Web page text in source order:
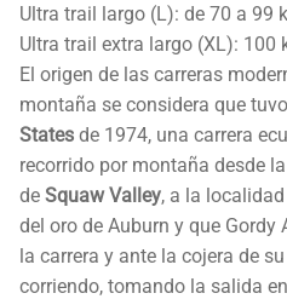
Ultra trail largo (L): de 70 a 99
Ultra trail extra largo (XL): 100
El origen de las carreras
montaña se considera que
States de 1974, una carrera
recorrido por montaña desde
de Squaw Valley, a la
del oro de Auburn y que Gordy
la carrera y ante la cojera de
corriendo, tomando la salida